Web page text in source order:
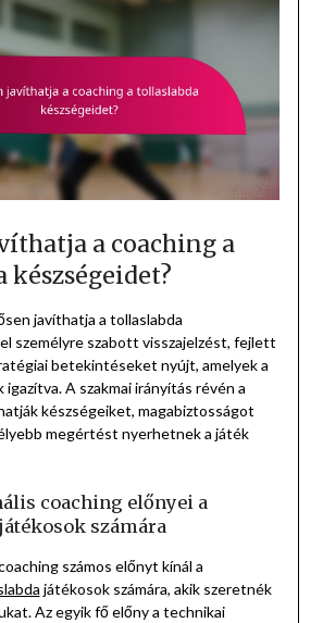
a coaching a
készségeidet?
javíthatja a tollaslabda
személyre szabott visszajelzést, fejlett
betekintéseket nyújt, amelyek a
igazítva. A szakmai irányítás révén a
készségeiket, magabiztosságot
megértést nyerhetnek a játék
coaching előnyei a
számára
számos előnyt kínál a
játékosok számára, akik szeretnék
Az egyik fő előny a technikai